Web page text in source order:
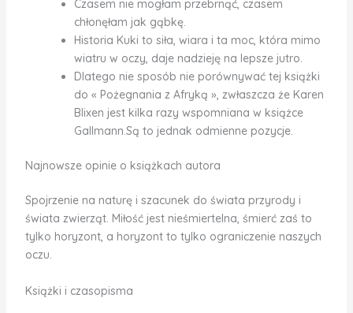
Czasem nie mogłam przebrnąć, czasem
chłonęłam jak gąbkę.
Historia Kuki to siła, wiara i ta moc, która mimo
wiatru w oczy, daje nadzieję na lepsze jutro.
Dlatego nie sposób nie porównywać tej książki
do « Pożegnania z Afryką », zwłaszcza że Karen
Blixen jest kilka razy wspomniana w książce
Gallmann.Są to jednak odmienne pozycje.
Najnowsze opinie o książkach autora
Spojrzenie na naturę i szacunek do świata przyrody i
świata zwierząt. Miłość jest nieśmiertelna, śmierć zaś to
tylko horyzont, a horyzont to tylko ograniczenie naszych
oczu.
Książki i czasopisma